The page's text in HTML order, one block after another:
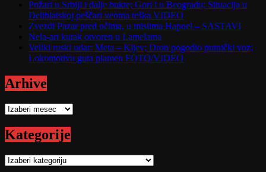
Požari u Srbiji i dalje bukte; Gori i u Beogradu; Situacija u
Deliblatskoj peščari veoma teška VIDEO
Zvezdi Pazar pred očima, u mislima Hapoel – SASTAVI
Nela-art kutak otvoren u Lamelama
Veliki ruski udar: Meta – Kijev; Dron pogodio putnički voz;
Lokomotivu guta plamen FOTO/VIDEO
Arhive
Arhive
Kategorije
Kategorije